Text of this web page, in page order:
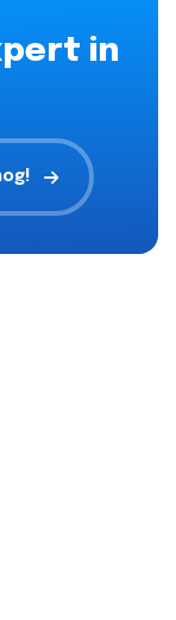
in